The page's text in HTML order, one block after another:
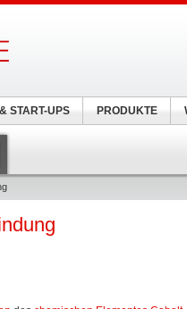
START-UPS PRODUKTE